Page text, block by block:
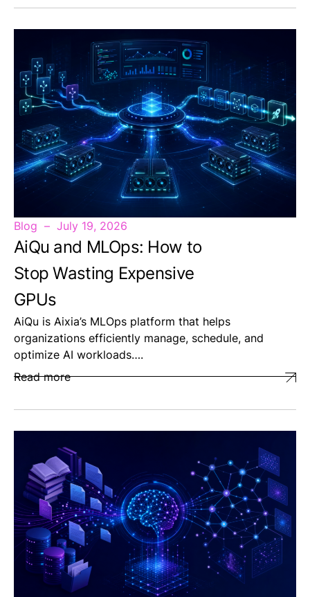
Blog July 19, 2026
AiQu and MLOps: How to
Stop Wasting Expensive
GPUs
AiQu is Aixia’s MLOps platform that helps
organizations efficiently manage, schedule, and
optimize AI workloads….
Read more